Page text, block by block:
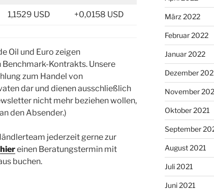
1,1529 USD +0,0158 USD
Oil und Euro zeigen
Kontrakts. Unsere
zum Handel von
dar und dienen ausschließlich
nicht mehr beziehen wollen,
den Absender.)
jederzeit gerne zur
hiereinen Beratungstermin mit
buchen.
März 2022
Februar 2022
Januar 2022
Dezember
November
Oktober 2021
September
August 2021
Juli 2021
Juni 2021